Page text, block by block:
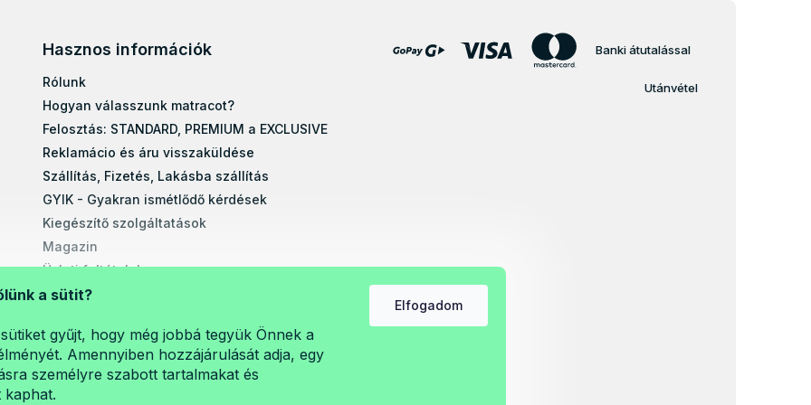
a sütit?
gyűjt, hogy még jobbá tegyük Önnek a
Amennyiben hozzájárulását adja, egy
személyre szabott tartalmakat és
kaphat.
Elfogadom
Hasznos információk
Rólunk
Hogyan válasszunk matracot?
Felosztás: STANDARD, PREMIUM a EXCLUSIVE
Reklamácio és áru visszaküldése
Szállítás, Fizetés, Lakásba szállítás
GYIK - Gyakran ismétlődő kérdések
Kiegészítő szolgáltatások
Magazin
Üzleti feltételek
Egyéb tudnivalók
Szerelési útmutatók
A személyes adatok védelme (GDPR)
Banki átutalással
Utánvétel